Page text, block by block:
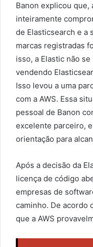
Banon explicou que,
inteiramente
de Elasticsearch e a
marcas registradas
isso, a Elastic não
vendendo
Isso levou a uma
com a AWS. Essa
pessoal de Banon
excelente parceiro,
orientação para
Após a decisão da
licença de código
empresas de
caminho. De acordo
que a AWS